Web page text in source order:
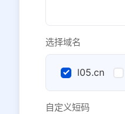
选择域名
l05.cn
自定义短码